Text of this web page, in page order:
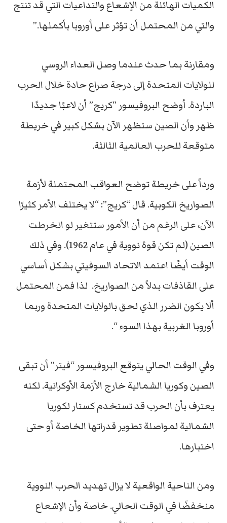
الكميات الهائلة من الإشعاع والتداعيات التي قد تنتج
والتي من المحتمل أن تؤثر على أوروبا بأكملها.”
ومقارنة بما حدث عندما وصل العداء الروسي
للولايات المتحدة إلى درجة صراع حادة خلال الحرب
الباردة. أوضح البروفيسور “كريج” أن لاعبًا جديدًا
ظهر وأن الصين ستظهر الآن بشكل كبير في خريطة
متوقعة للحرب العالمية الثالثة.
ورداً على خريطة توضح العواقب المحتملة لأزمة
الصواريخ الكوبية. قال “كريج”: “لا يختلف الأمر كثيرًا
الآن، على الرغم من أن الأمور ستتغير لو انخرطت
الصين (لم تكن قوة نووية في عام 1962). وفي ذلك
الوقت أيضًا اعتمد الاتحاد السوفيتي بشكل أساسي
على القاذفات بدلاً من الصواريخ. لذا فمن المحتمل
ألا يكون الضرر الذي لحق بالولايات المتحدة وربما
أوروبا الغربية بهذا السوء “.
وفي الوقت الحالي يتوقع البروفيسور “فيتر” أن تبقى
الصين وكوريا الشمالية خارج الأزمة الأوكرانية. لكنه
يعترف بأن الحرب قد تستخدم كستار لكوريا
الشمالية لمواصلة تطوير قدراتها الخاصة أو حتى
اختبارها.
ومن الناحية الواقعية لا يزال تهديد الحرب النووية
منخفضًا في الوقت الحالي. خاصة وأن الإشعاع